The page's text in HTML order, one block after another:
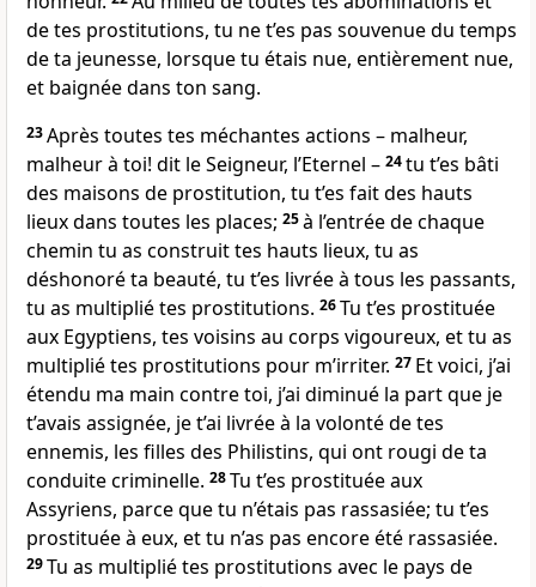
de tes prostitutions, tu ne t’es pas souvenue du temps
de ta jeunesse, lorsque tu étais nue, entièrement nue,
et baignée dans ton sang.
23Après toutes tes méchantes actions – malheur,
malheur à toi! dit le Seigneur, l’Eternel – 24tu t’es bâti
des maisons de prostitution, tu t’es fait des hauts
lieux dans toutes les places; 25à l’entrée de chaque
chemin tu as construit tes hauts lieux, tu as
déshonoré ta beauté, tu t’es livrée à tous les passants,
tu as multiplié tes prostitutions. 26Tu t’es prostituée
aux Egyptiens, tes voisins au corps vigoureux, et tu as
multiplié tes prostitutions pour m’irriter. 27 Et voici, j’ai
étendu ma main contre toi, j’ai diminué la part que je
t’avais assignée, je t’ai livrée à la volonté de tes
ennemis, les filles des Philistins, qui ont rougi de ta
conduite criminelle. 28Tu t’es prostituée aux
Assyriens, parce que tu n’étais pas rassasiée; tu t’es
prostituée à eux, et tu n’as pas encore été rassasiée.
29Tu as multiplié tes prostitutions avec le pays de